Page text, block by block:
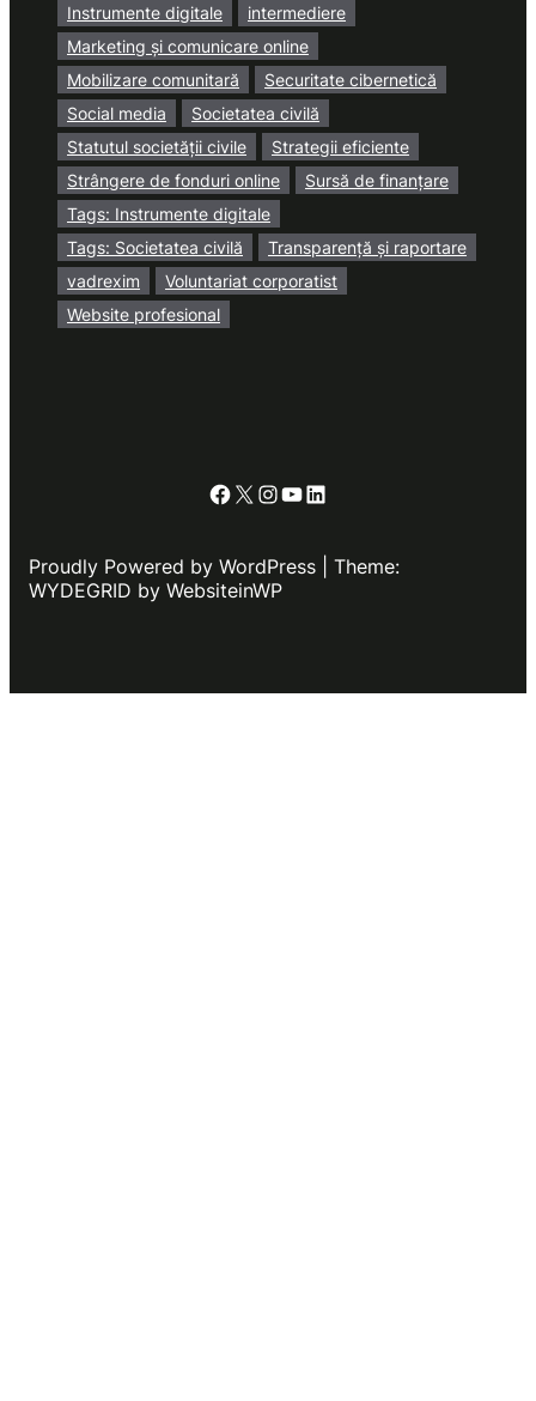
Instrumente digitale
intermediere
Marketing și comunicare online
Mobilizare comunitară
Securitate cibernetică
Social media
Societatea civilă
Statutul societății civile
Strategii eficiente
Strângere de fonduri online
Sursă de finanțare
Tags: Instrumente digitale
Tags: Societatea civilă
Transparență și raportare
vadrexim
Voluntariat corporatist
Website profesional
Facebook
X Instagram
YouTube
LinkedIn
Proudly Powered by WordPress | Theme:
WYDEGRID by WebsiteinWP